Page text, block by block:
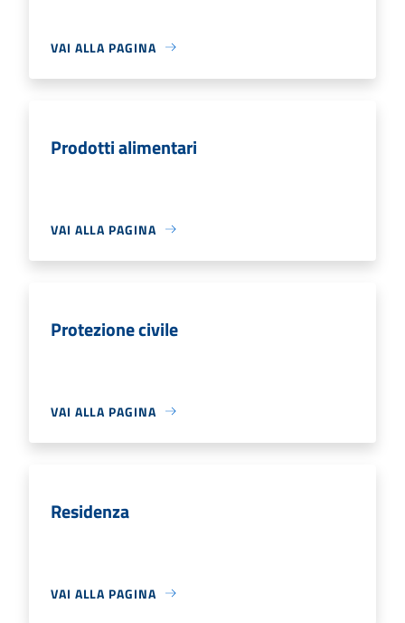
VAI ALLA PAGINA
Prodotti alimentari
VAI ALLA PAGINA
Protezione civile
VAI ALLA PAGINA
Residenza
VAI ALLA PAGINA